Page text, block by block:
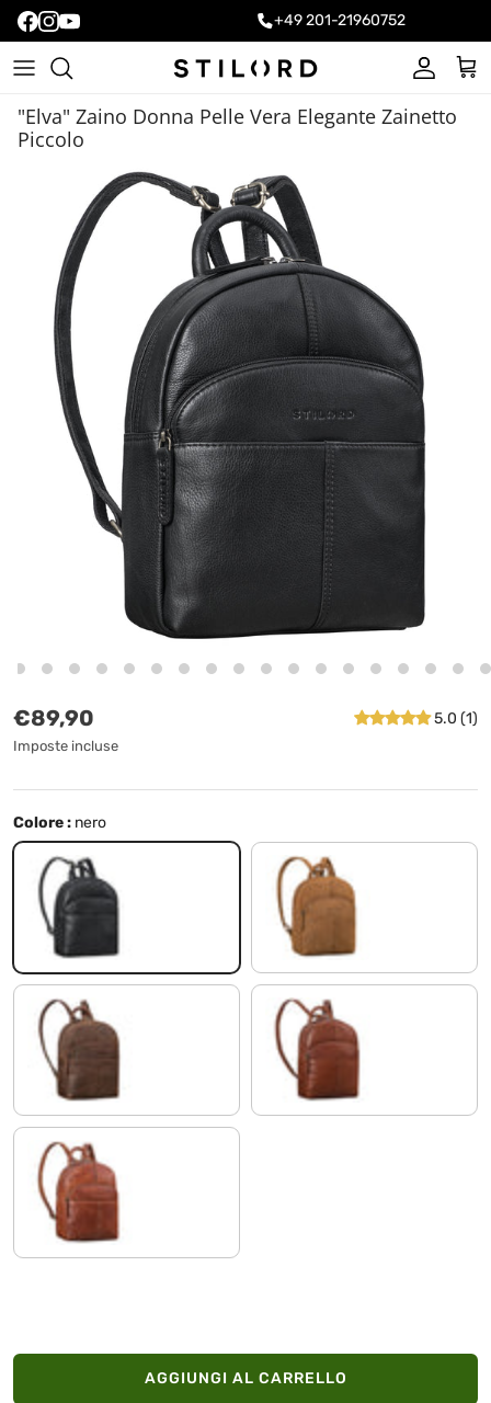
+49 201-21960752
Account
"Elva" Zaino Donna Pelle Vera Elegante Zainetto
Piccolo
Prezzo normale
€89,90
Imposte incluse
5.0 (1)
Colore : nero
nero tan marrone - scuro
zamora - marrone maraska - marrone
brandy - cognac
AGGIUNGI AL CARRELLO